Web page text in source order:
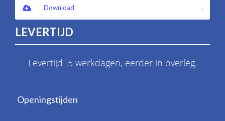
Download
LEVERTIJD
Levertijd 5 werkdagen, eerder in overleg.
Openingstijden